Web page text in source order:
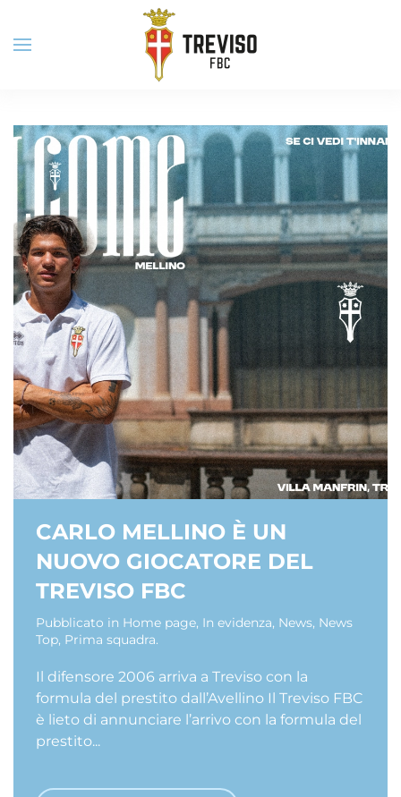
Skip to main content
CARLO MELLINO È UN
NUOVO GIOCATORE DEL
TREVISO FBC
Pubblicato in Home page, In evidenza, News, News
Top, Prima squadra.
Il difensore 2006 arriva a Treviso con la
formula del prestito dall’Avellino Il Treviso FBC
è lieto di annunciare l’arrivo con la formula del
prestito...